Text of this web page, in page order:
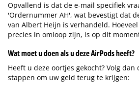
Opvallend is dat de e-mail specifiek
'Ordernummer AH', wat bevestigt dat
van Albert Heijn is verhandeld.
precies in omloop zijn, is op dit
Wat moet u doen als u deze AirPods heeft?
Heeft u deze oortjes gekocht? Volg
stappen om uw geld terug te krijgen: